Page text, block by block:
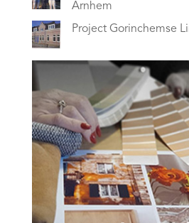
Arnhem
Project Gorinchemse